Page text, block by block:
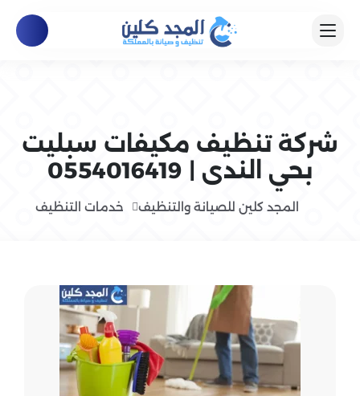
شركة تنظيف مكيفات سبليت
بحي الندى | 0554016419
المجد كلين للصيانة والتنظيف خدمات التنظيف